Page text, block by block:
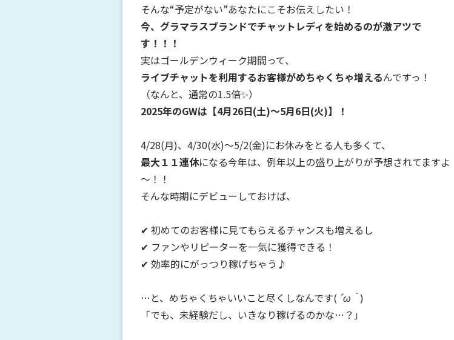
そんな“予定がない”あなたにこそお伝えしたい！
今、グラマラスブランドでチャットレディを始めるのが激アツで
す！！！
実はゴールデンウィーク期間って、
ライブチャットを利用するお客様がめちゃくちゃ増えるんですっ！
（なんと、通常の1.5倍✨）
2025年のGWは【4月26日(土)～5月6日(火)】！
4/28(月)、4/30(水)～5/2(金)にお休みをとる人も多くて、
最大１１連休になる今年は、例年以上の盛り上がりが予想されてますよ
～！！
そんな時期にデビューしておけば、
✔ 初めてのお客様に見てもらえるチャンスも増えるし
✔ ファンやリピーターを一気に獲得できる！
✔ 効率的にがっつり稼げちゃう♪
…と、めちゃくちゃいいこと尽くしなんです( ´ω｀)
「でも、未経験だし、いきなり稼げるのかな…？」